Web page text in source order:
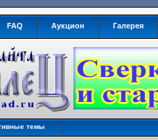
FAQ Аукцион Галерея
темы